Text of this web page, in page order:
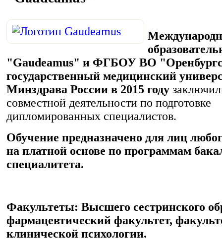
"Gaudeamus" и ФГБОУ ВО
государственный медицинский
Минздрава России в 2015 году
совместной деятельности по подготовке
дипломированных специалистов.
Обучение предназначено для лиц
на платной основе по программам
специалитета.
Факультеты: Высшего сестринского
фармацевтический факультет,
клинической психологии.